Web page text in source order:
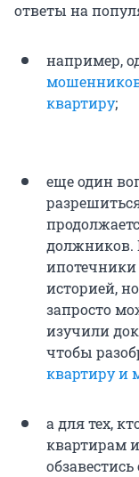
ответы на
например,
квартиру;
еще один
должников.
ипотечники
историей,
запросто
изучили
чтобы
квартиру и
а для тех,
квартирам